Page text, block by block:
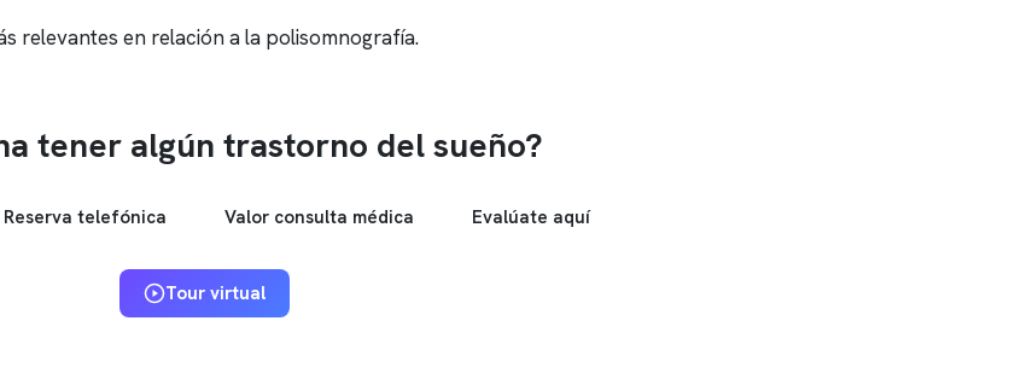
relevantes en relación a la polisomnografía.
tener algún trastorno del sueño?
Reserva telefónica Valor consulta médica Evalúate aquí
Tour virtual